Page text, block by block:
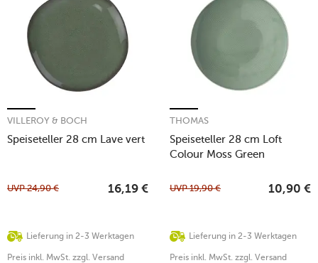
Speiseteller 28 cm Lave vert
VILLEROY & BOCH
Lieferung in 2-3 Werktagen
UVP24,90 € 16,19 €
Preis inkl. MwSt. zzgl. Versand
Speiseteller 28 cm Loft
Colour Moss Green
THOMAS
Lieferung in 2-3 Werktagen
UVP19,90 € 10,90 €
Preis inkl. MwSt. zzgl. Versand